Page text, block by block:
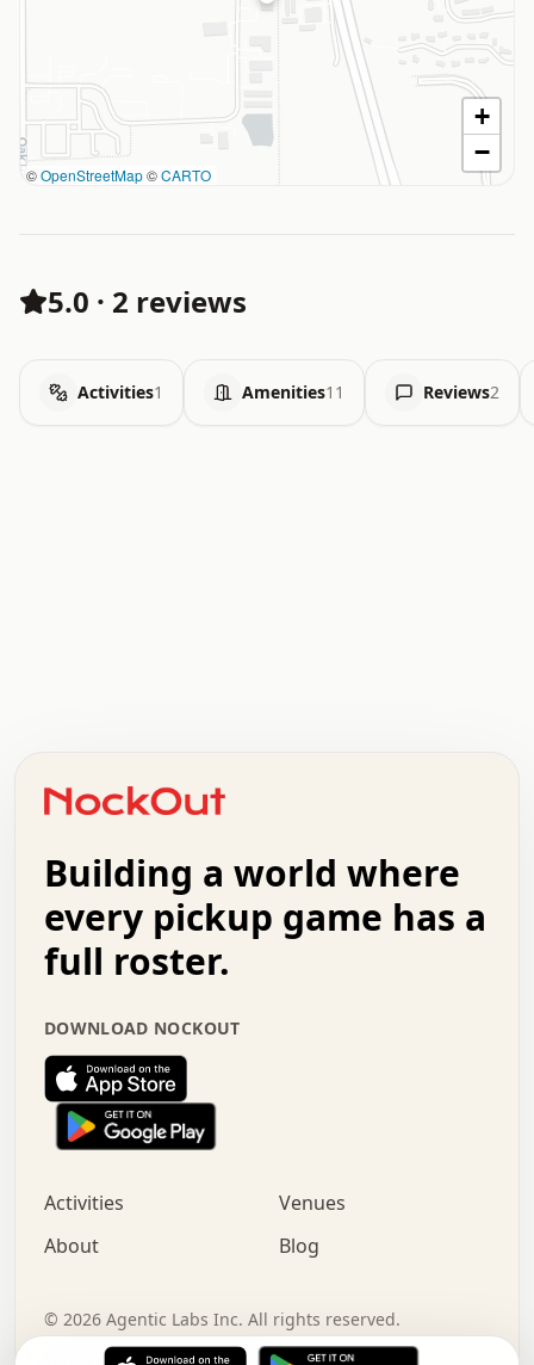
©OpenStreetMap©CARTO
+
−
5.0 · 2 reviews
Activities1 Amenities11 Reviews2
+   .   .   .   .   .   .   .   .   .   +   .   .
.   .   .   .   .   .   .   .   .   .   .   :   .
.   .   .   .   +   .   .   .   .   .   .   .   +
.   :   .   .   .   .   .   .   .   .   o   .   .
.   .   x   .   .   .   .   .   .   :   .   .   o
.   .   .   .   :   .   .   .   .   o   .   .   .
.   .   .   .   .   .   .   :   .   .   .   .   .
.   .   .   .   .   .   .   +   .   .   x   .   .
.   .   .   .   .   :   +   .   .   .   .   .   o
.   .   .   .   .   .   .   .   .   .   .   .   .
.   .   :   o   .   .   .   .   .   .   .   +   .
.   o   .   .   .   .   x   .   .   .   .   .   .
+   .   o   .   .   .   .   o   .   .   .   .
.   +   .   .   .   .   .   .   .   .   :   .   x
.   .   .   .   .   .   .   .   .   .   .   .   .   .
Building a world where
every pickup game has a
full roster.
DOWNLOAD NOCKOUT
Activities
Venues
About
Blog
© 2026 Agentic Labs Inc. All rights reserved.